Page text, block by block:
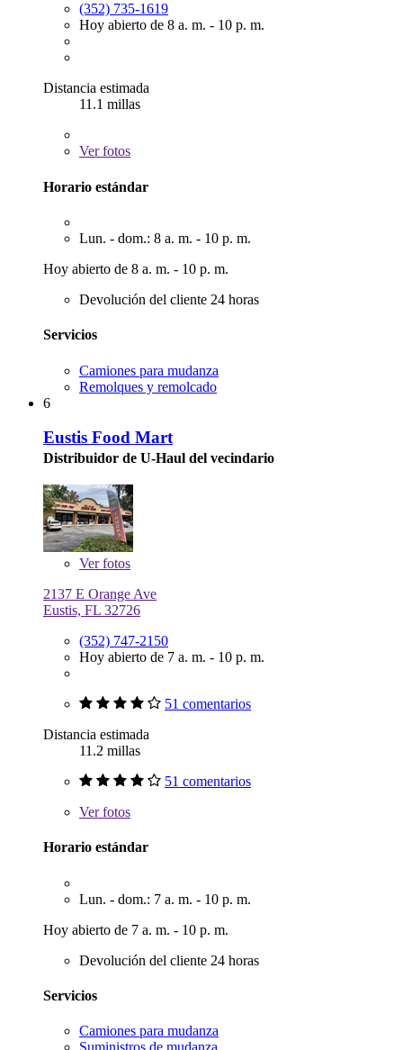
(352) 735-1619
Hoy abierto de 8 a. m. - 10 p. m.
Distancia estimada
11.1 millas
Verfotos
Horario estándar
Lun. - dom.: 8 a. m. - 10 p. m.
Hoy abierto de 8 a. m. - 10 p. m.
Devolución del cliente 24 horas
Servicios
Camiones para mudanza
Remolques y remolcado
6
Eustis Food Mart
Distribuidor de U-Haul del vecindario
Verfotos
2137 E Orange Ave
Eustis, FL 32726
(352) 747-2150
Hoy abierto de 7 a. m. - 10 p. m.
51 comentarios
Distancia estimada
11.2 millas
51 comentarios
Verfotos
Horario estándar
Lun. - dom.: 7 a. m. - 10 p. m.
Hoy abierto de 7 a. m. - 10 p. m.
Devolución del cliente 24 horas
Servicios
Camiones para mudanza
Suministros de mudanza